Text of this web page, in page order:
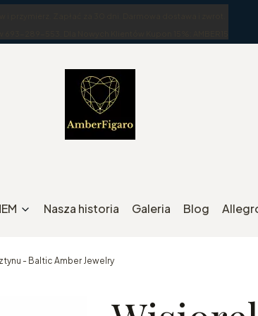
Nasza historia Galeria Blog
- Baltic Amber Jewelry